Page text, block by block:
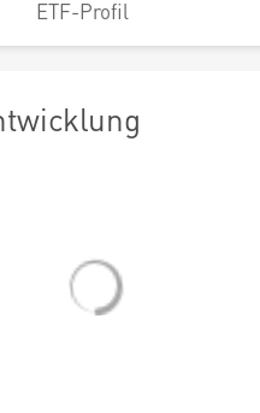
ETF-Profil